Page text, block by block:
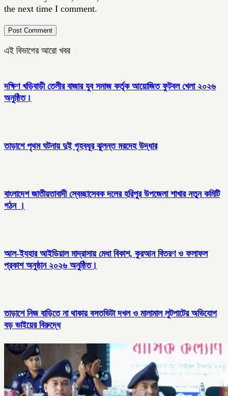
the next time I comment.
এই বিভাগের আরো খবর
দক্ষিণ খড়িবাড়ী তেলীর বাজার যুব সমাজ কর্তৃক আয়োজিত ফুটবল খেলা ২০২৬
অনুষ্ঠিত।
তাড়াশে পৃথম ঘটনায় দুই গৃহবধূর ঝুলন্ত মরদেহ উদ্ধার
বাংলাদেশ জাতীয়তাবাদী স্বেচ্ছাসেবক দলের হরিপুর উপজেলা শাখার নতুন কমিটি
গঠন ।
আল-ইযহার আইডিয়াল মাদ্রাসায় মেধা বিকাশ, কুরআন বিতরণ ও ফলাফল
প্রকাশ অনুষ্ঠান ২০২৬ অনুষ্ঠিত।
তাড়াশে নিজ বাড়িতে না থাকায় বসতভিটা দখল ও মালামাল লুটপাটের অভিযোগ
বড় ভাইয়ের বিরুদ্ধে